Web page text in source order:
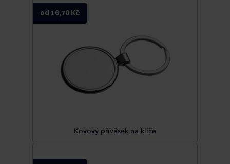
od 16,70 Kč
Kovový přívěsek na klíče